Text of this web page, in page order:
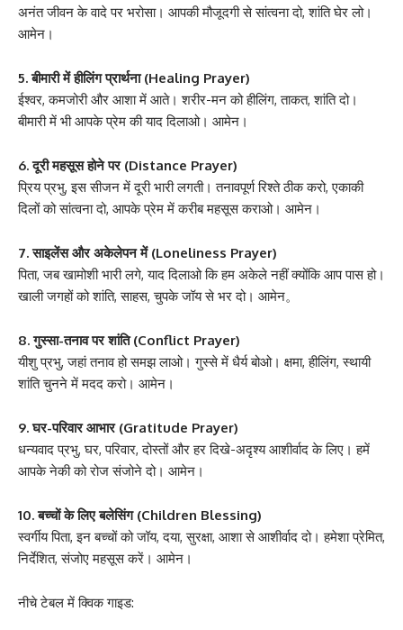
अनंत जीवन के वादे पर भरोसा। आपकी मौजूदगी से सांत्वना दो, शांति घेर लो।
आमेन।
5. बीमारी में हीलिंग प्रार्थना (Healing Prayer)
ईश्वर, कमजोरी और आशा में आते। शरीर-मन को हीलिंग, ताकत, शांति दो।
बीमारी में भी आपके प्रेम की याद दिलाओ। आमेन।
6. दूरी महसूस होने पर (Distance Prayer)
प्रिय प्रभु, इस सीजन में दूरी भारी लगती। तनावपूर्ण रिश्ते ठीक करो, एकाकी
दिलों को सांत्वना दो, आपके प्रेम में करीब महसूस कराओ। आमेन।
7. साइलेंस और अकेलेपन में (Loneliness Prayer)
पिता, जब खामोशी भारी लगे, याद दिलाओ कि हम अकेले नहीं क्योंकि आप पास हो।
खाली जगहों को शांति, साहस, चुपके जॉय से भर दो। आमेन。
8. गुस्सा-तनाव पर शांति (Conflict Prayer)
यीशु प्रभु, जहां तनाव हो समझ लाओ। गुस्से में धैर्य बोओ। क्षमा, हीलिंग, स्थायी
शांति चुनने में मदद करो। आमेन।
9. घर-परिवार आभार (Gratitude Prayer)
धन्यवाद प्रभु, घर, परिवार, दोस्तों और हर दिखे-अदृश्य आशीर्वाद के लिए। हमें
आपके नेकी को रोज संजोने दो। आमेन।
10. बच्चों के लिए बलेसिंग (Children Blessing)
स्वर्गीय पिता, इन बच्चों को जॉय, दया, सुरक्षा, आशा से आशीर्वाद दो। हमेशा प्रेमित,
निर्देशित, संजोए महसूस करें। आमेन।
नीचे टेबल में क्विक गाइड: